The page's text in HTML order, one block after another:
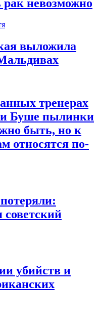
невозможно
выложила
тренерах
Буше пылинки
быть, но к
относятся по-
советский
убийств и